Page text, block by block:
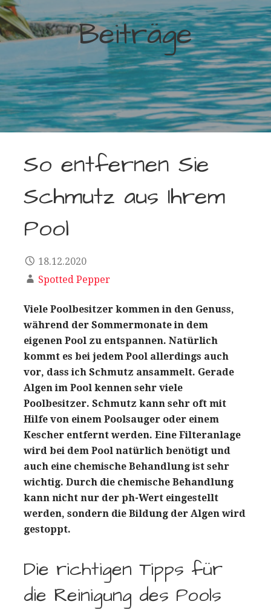
Beiträge
So entfernen Sie
Schmutz aus Ihrem
Pool
18.12.2020
Spotted Pepper
Viele Poolbesitzer kommen in den Genuss,
während der Sommermonate in dem
eigenen Pool zu entspannen. Natürlich
kommt es bei jedem Pool allerdings auch
vor, dass ich Schmutz ansammelt. Gerade
Algen im Pool kennen sehr viele
Poolbesitzer. Schmutz kann sehr oft mit
Hilfe von einem Poolsauger oder einem
Kescher entfernt werden. Eine Filteranlage
wird bei dem Pool natürlich benötigt und
auch eine chemische Behandlung ist sehr
wichtig. Durch die chemische Behandlung
kann nicht nur der ph-Wert eingestellt
werden, sondern die Bildung der Algen wird
gestoppt.
Die richtigen Tipps für
die Reinigung des Pools